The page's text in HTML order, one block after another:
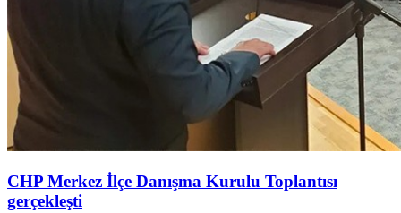
CHP Merkez İlçe Danışma Kurulu Toplantısı
gerçekleşti